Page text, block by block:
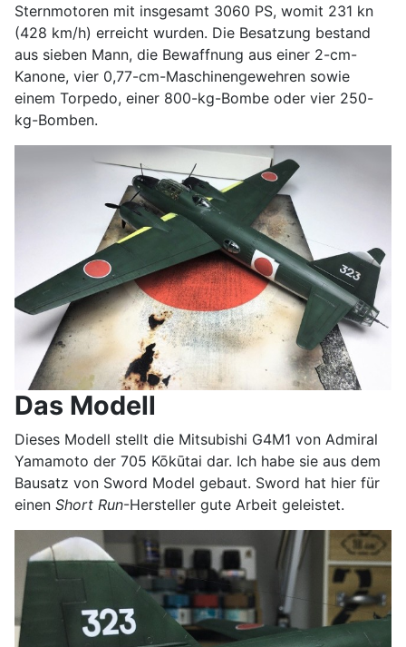
Sternmotoren mit insgesamt 3060 PS, womit 231 kn
(428 km/h) erreicht wurden. Die Besatzung bestand
aus sieben Mann, die Bewaffnung aus einer 2-cm-
Kanone, vier 0,77-cm-Maschinengewehren sowie
einem Torpedo, einer 800-kg-Bombe oder vier 250-
kg-Bomben.
Das Modell
Dieses Modell stellt die Mitsubishi G4M1 von Admiral
Yamamoto der 705 Kōkūtai dar. Ich habe sie aus dem
Bausatz von Sword Model gebaut. Sword hat hier für
einen Short Run-Hersteller gute Arbeit geleistet.